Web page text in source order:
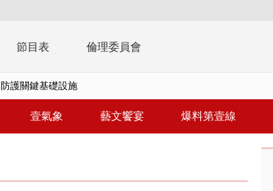
節目表 倫理委員會
軍洩密中共遭起訴...
劇 中部以北紫爆、氣...
壹氣象 藝文饗宴 爆料第壹線